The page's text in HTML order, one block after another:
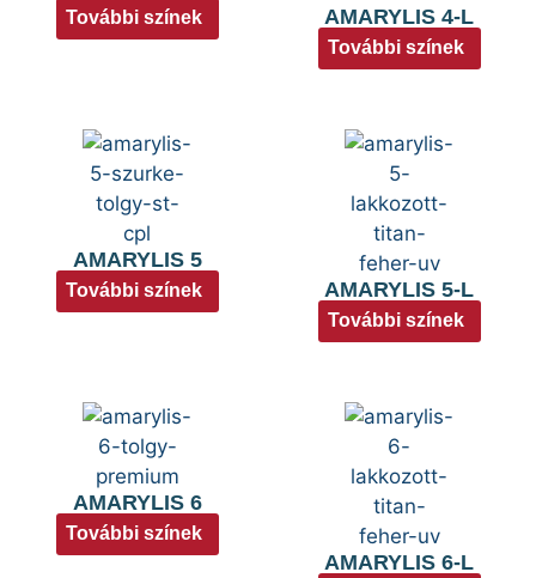
További színek AMARYLIS 4-L
További színek
AMARYLIS 5
További színek AMARYLIS 5-L
További színek
AMARYLIS 6
További színek
AMARYLIS 6-L